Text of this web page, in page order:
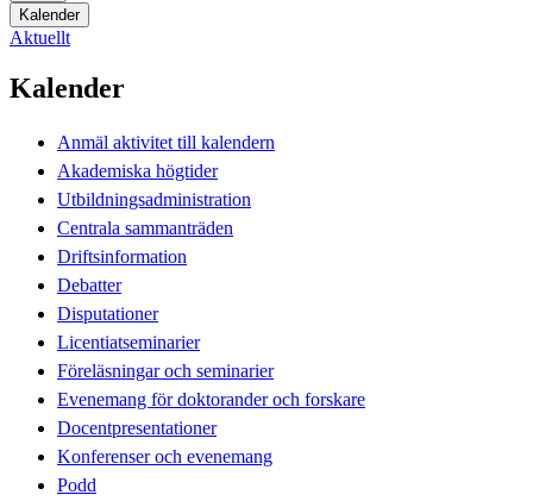
Kalender
Aktuellt
Kalender
Anmäl aktivitet till kalendern
Akademiska högtider
Utbildningsadministration
Centrala sammanträden
Driftsinformation
Debatter
Disputationer
Licentiatseminarier
Föreläsningar och seminarier
Evenemang för doktorander och forskare
Docentpresentationer
Konferenser och evenemang
Podd